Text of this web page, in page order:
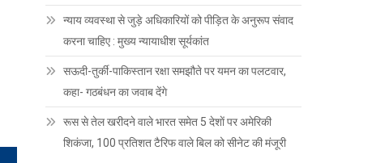
न्याय व्यवस्था से जुड़े अधिकारियों को पीड़ित के अनुरूप संवाद
करना चाहिए : मुख्य न्यायाधीश सूर्यकांत
सऊदी-तुर्की-पाकिस्तान रक्षा समझौते पर यमन का पलटवार,
कहा- गठबंधन का जवाब देंगे
रूस से तेल खरीदने वाले भारत समेत 5 देशाें पर अमेरिकी
शिकंजा, 100 प्रतिशत टैरिफ वाले बिल को सीनेट की मंजूरी